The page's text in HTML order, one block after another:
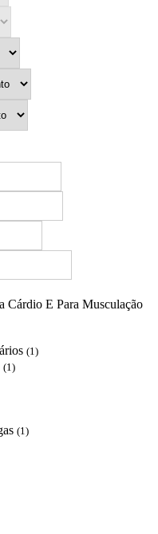
Cárdio E Para Musculação
(1)
(1)
(1)